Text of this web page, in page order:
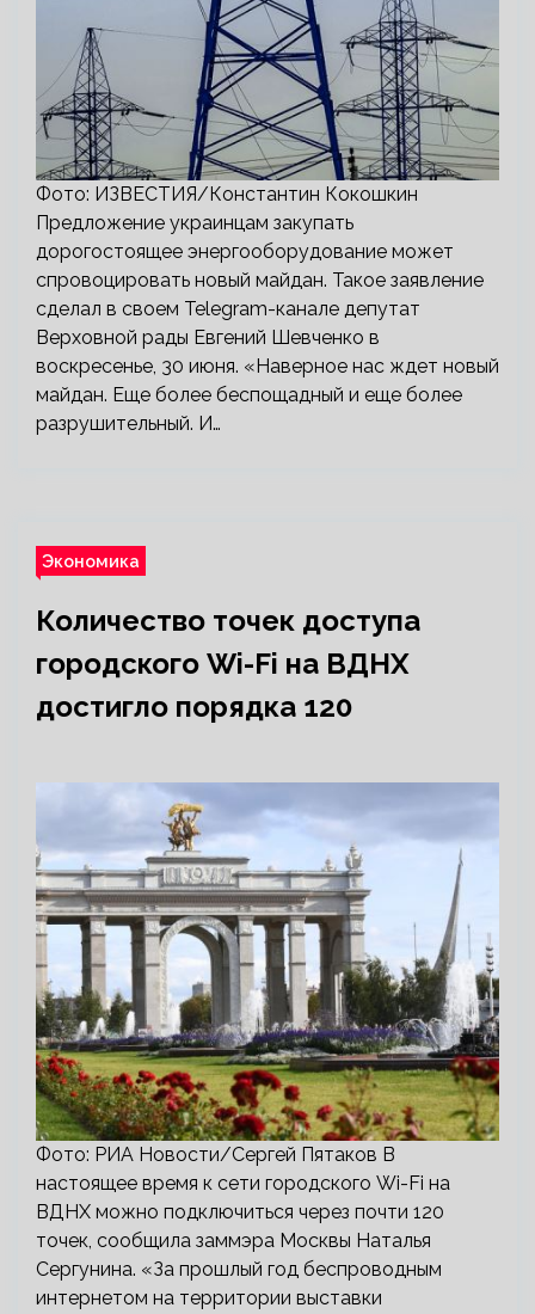
Фото: ИЗВЕСТИЯ/Константин Кокошкин
Предложение украинцам закупать
дорогостоящее энергооборудование может
спровоцировать новый майдан. Такое заявление
сделал в своем Telegram-канале депутат
Верховной рады Евгений Шевченко в
воскресенье, 30 июня. «Наверное нас ждет новый
майдан. Еще более беспощадный и еще более
разрушительный. И…
Экономика
Количество точек доступа
городского Wi-Fi на ВДНХ
достигло порядка 120
Фото: РИА Новости/Сергей Пятаков В
настоящее время к сети городского Wi-Fi на
ВДНХ можно подключиться через почти 120
точек, сообщила заммэра Москвы Наталья
Сергунина. «За прошлый год беспроводным
интернетом на территории выставки